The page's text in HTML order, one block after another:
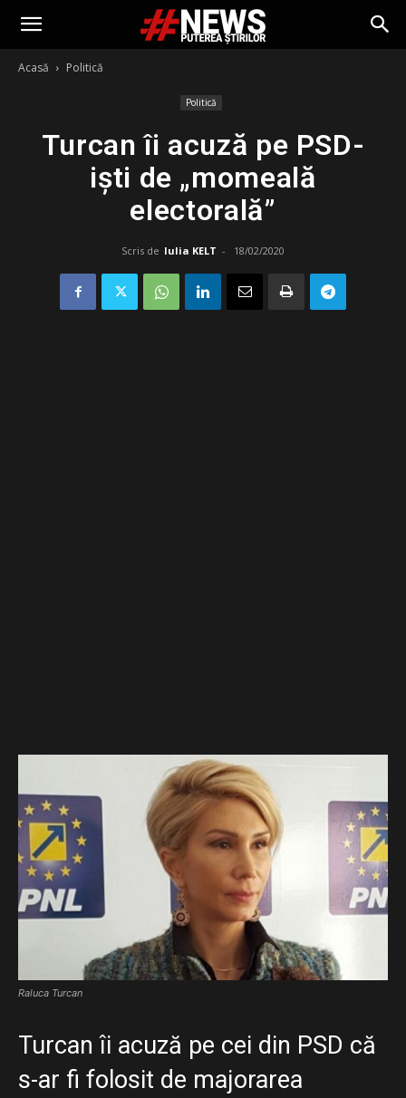
Acasă Politică
Politică
Turcan îi acuză pe PSD-
iști de „momeală
electorală”
Scris de Iulia KELT - 18/02/2020
Raluca Turcan
Turcan îi acuză pe cei din PSD că
s-ar fi folosit de majorarea